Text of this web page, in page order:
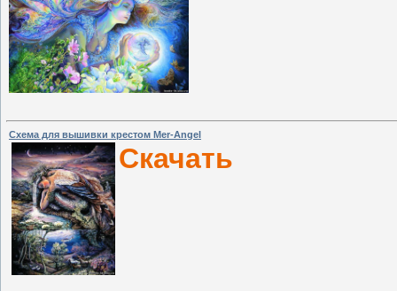
Схема для вышивки крестом Mer-Angel
Скачать